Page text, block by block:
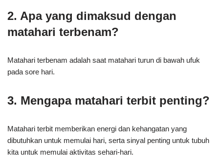
2. Apa yang dimaksud dengan
matahari terbenam?
Matahari terbenam adalah saat matahari turun di bawah ufuk
pada sore hari.
3. Mengapa matahari terbit penting?
Matahari terbit memberikan energi dan kehangatan yang
dibutuhkan untuk memulai hari, serta sinyal penting untuk tubuh
kita untuk memulai aktivitas sehari-hari.